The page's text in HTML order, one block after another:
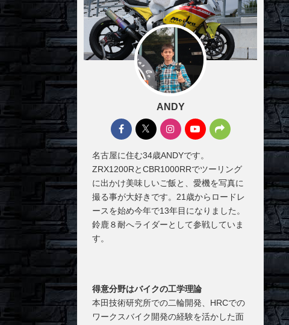
ANDY
名古屋に住む34歳ANDYです。
ZRX1200RとCBR1000RRでツーリング
に出かけ美味しいご飯と、愛機を写真に
撮る事が大好きです。21歳からロードレ
ースを始め今年で13年目になりました。
鈴鹿８耐へライダーとして参戦していま
す。
得意分野はバイクの工学理論
本田技術研究所での二輪開発、HRCでの
ワークスバイク開発の経験を活かした面